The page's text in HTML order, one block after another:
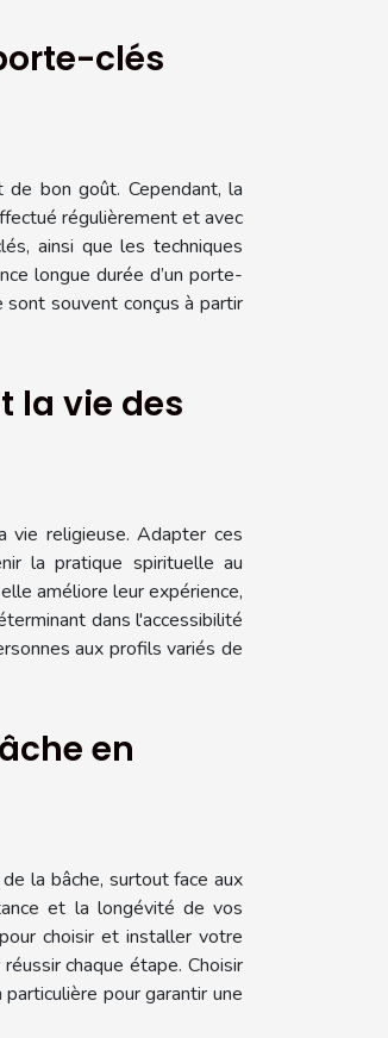
clés
bon goût. Cependant, la
régulièrement et avec
ainsi que les techniques
longue durée d’un porte-
souvent conçus à partir
la vie des
vie religieuse. Adapter ces
la pratique spirituelle au
améliore leur expérience,
dans l'accessibilité
aux profils variés de
en
la bâche, surtout face aux
et la longévité de vos
choisir et installer votre
chaque étape. Choisir
pour garantir une